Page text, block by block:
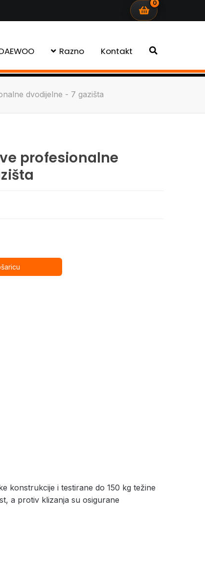
0
Razno Kontakt
dvodijelne - 7 gazišta
profesionalne
konstrukcije i testirane do 150 kg težine
a protiv klizanja su osigurane